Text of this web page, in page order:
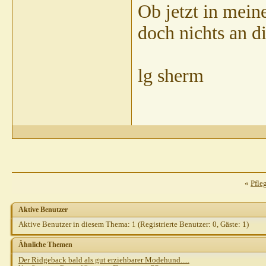
Ob jetzt in
doch nichts an
lg sherm
«
Aktive Benutzer
Aktive Benutzer in diesem Thema: 1 (Registrierte Benutzer: 0, Gäste: 1)
Ähnliche Themen
Der Ridgeback bald als gut erziehbarer Modehund.....